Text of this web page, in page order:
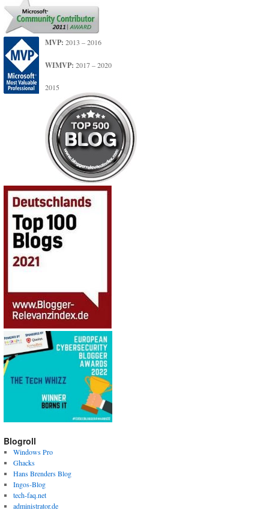
MVP: 2013 – 2016
WIMVP: 2017 – 2020
2015
Blogroll
Windows Pro
Ghacks
Hans Brenders Blog
Ingos-Blog
tech-faq.net
administrator.de